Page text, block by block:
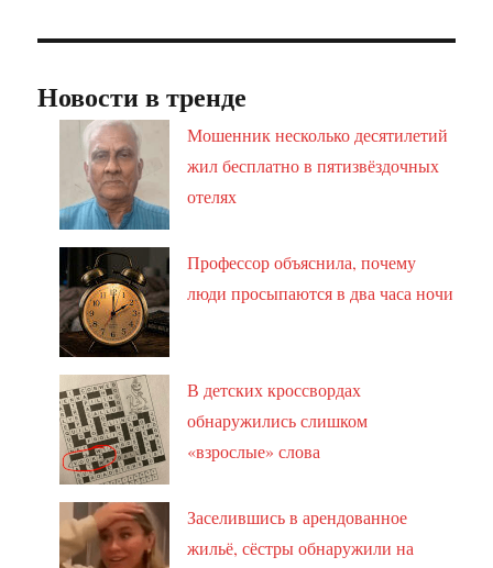
Новости в тренде
Мошенник несколько десятилетий
жил бесплатно в пятизвёздочных
отелях
Профессор объяснила, почему
люди просыпаются в два часа ночи
В детских кроссвордах
обнаружились слишком
«взрослые» слова
Заселившись в арендованное
жильё, сёстры обнаружили на